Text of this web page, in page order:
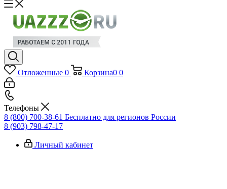
Отложенные 0 Корзина0 0
Телефоны
8 (800) 700-38-61 Бесплатно для регионов России
8 (903) 798-47-17
Личный кабинет